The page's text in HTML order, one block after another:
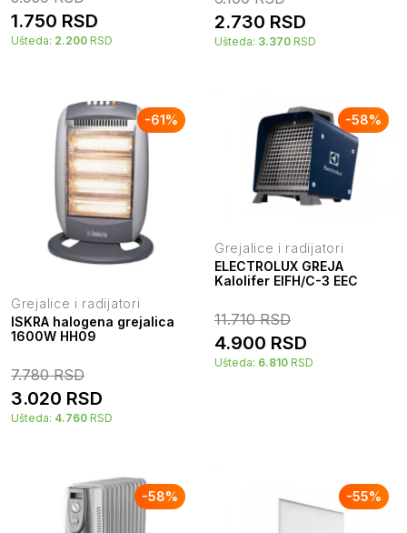
1.750 RSD
Ušteda: 2.200 RSD
2.730 RSD
Ušteda: 3.370 RSD
-61%
Grejalice i radijatori
ISKRA halogena grejalica
1600W HH09
7.780RSD
3.020 RSD
Ušteda: 4.760 RSD
-58%
Grejalice i radijatori
ELECTROLUX GREJA
Kalolifer EIFH/C-3 EEC
11.710RSD
4.900 RSD
Ušteda: 6.810 RSD
-58% -55%